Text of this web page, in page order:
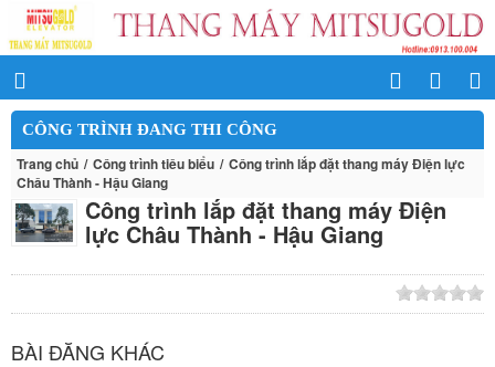
CÔNG TRÌNH ĐANG THI CÔNG
Trang chủ Công trình tiêu biểu
Công trình lắp đặt thang máy Điện lực
Châu Thành - Hậu Giang
Công trình lắp đặt thang máy Điện
lực Châu Thành - Hậu Giang
BÀI ĐĂNG KHÁC